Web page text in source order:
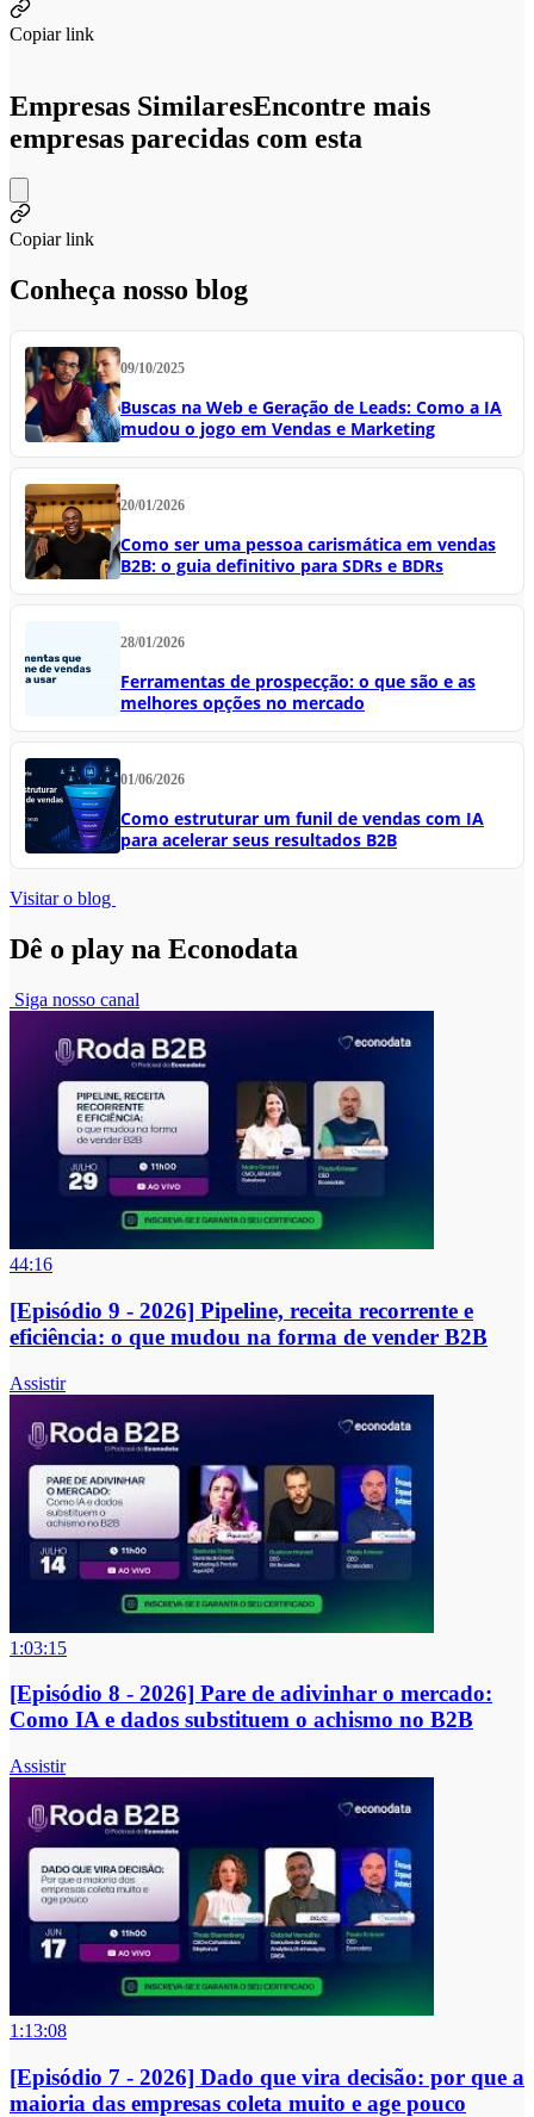
Copiar link
Empresas SimilaresEncontre mais
empresas parecidas com esta
Copiar link
Conheça nosso blog
09/10/2025
Buscas na Web e Geração de Leads: Como a IA
mudou o jogo em Vendas e Marketing
20/01/2026
Como ser uma pessoa carismática em vendas
B2B: o guia definitivo para SDRs e BDRs
28/01/2026
Ferramentas de prospecção: o que são e as
melhores opções no mercado
01/06/2026
Como estruturar um funil de vendas com IA
para acelerar seus resultados B2B
Visitar o blog
Dê o play na Econodata
Siga nosso canal
44:16
[Episódio 9 - 2026] Pipeline, receita recorrente e
eficiência: o que mudou na forma de vender B2B
Assistir
1:03:15
[Episódio 8 - 2026] Pare de adivinhar o mercado:
Como IA e dados substituem o achismo no B2B
Assistir
1:13:08
[Episódio 7 - 2026] Dado que vira decisão: por que a
maioria das empresas coleta muito e age pouco